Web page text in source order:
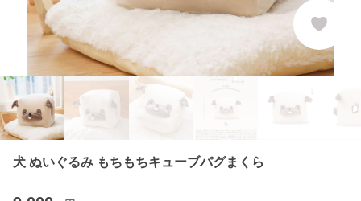
犬 ぬいぐるみ もちもちキューブパグまくら